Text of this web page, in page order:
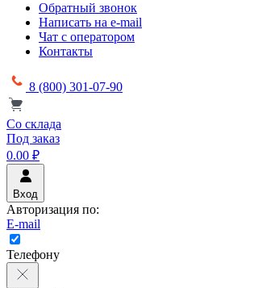
Обратный звонок
Написать на e-mail
Чат с оператором
Контакты
8 (800) 301-07-90
Со склада
Под заказ
0.00 ₽
Вход
Авторизация по:
E-mail
Телефону